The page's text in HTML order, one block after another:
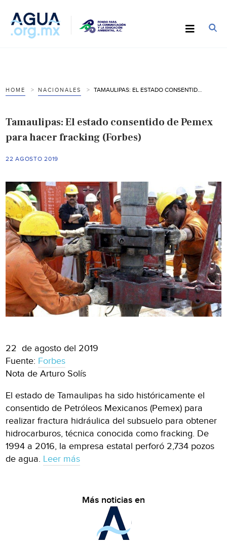
HOME NACIONALES
Tamaulipas: El estado consentido de Pemex
para hacer fracking (Forbes)
22 AGOSTO 2019
22 de agosto del 2019
Fuente: Forbes
Nota de Arturo Solís
El estado de Tamaulipas ha sido históricamente el
consentido de Petróleos Mexicanos (Pemex) para
realizar fractura hidráulica del subsuelo para obtener
hidrocarburos, técnica conocida como fracking. De
1994 a 2016, la empresa estatal perforó 2,734 pozos
de agua. Leer más
Más noticias en